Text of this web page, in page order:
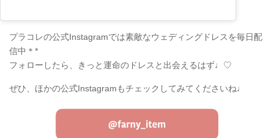
プラコレの公式Instagramでは素敵なウェディングドレスを毎日配
信中＊*
フォローしたら、きっと運命のドレスと出会えるはず♩♡
ぜひ、ほかの公式Instagramもチェックしてみてくださいね♩